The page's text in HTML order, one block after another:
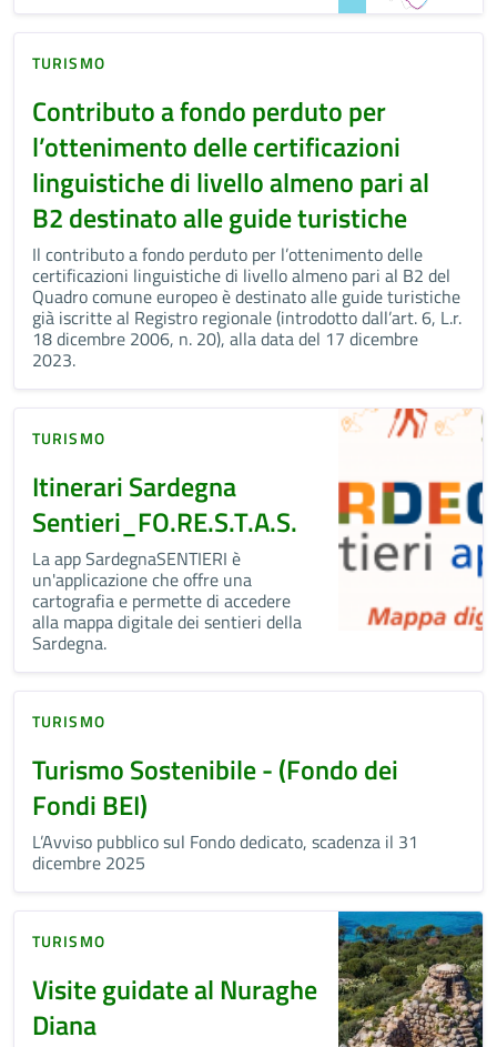
TURISMO
Contributo a fondo perduto per
l’ottenimento delle certificazioni
linguistiche di livello almeno pari al
B2 destinato alle guide turistiche
Il contributo a fondo perduto per l’ottenimento delle
certificazioni linguistiche di livello almeno pari al B2 del
Quadro comune europeo è destinato alle guide turistiche
già iscritte al Registro regionale (introdotto dall’art. 6, L.r.
18 dicembre 2006, n. 20), alla data del 17 dicembre
2023.
TURISMO
Itinerari Sardegna
Sentieri_FO.RE.S.T.A.S.
La app SardegnaSENTIERI è
un'applicazione che offre una
cartografia e permette di accedere
alla mappa digitale dei sentieri della
Sardegna.
TURISMO
Turismo Sostenibile - (Fondo dei
Fondi BEI)
L’Avviso pubblico sul Fondo dedicato, scadenza il 31
dicembre 2025
TURISMO
Visite guidate al Nuraghe
Diana